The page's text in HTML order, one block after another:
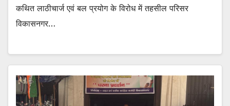
कथित लाठीचार्ज एवं बल प्रयोग के विरोध में तहसील परिसर
विकासनगर…